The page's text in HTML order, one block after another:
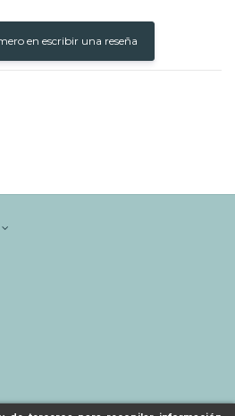
en escribir una reseña